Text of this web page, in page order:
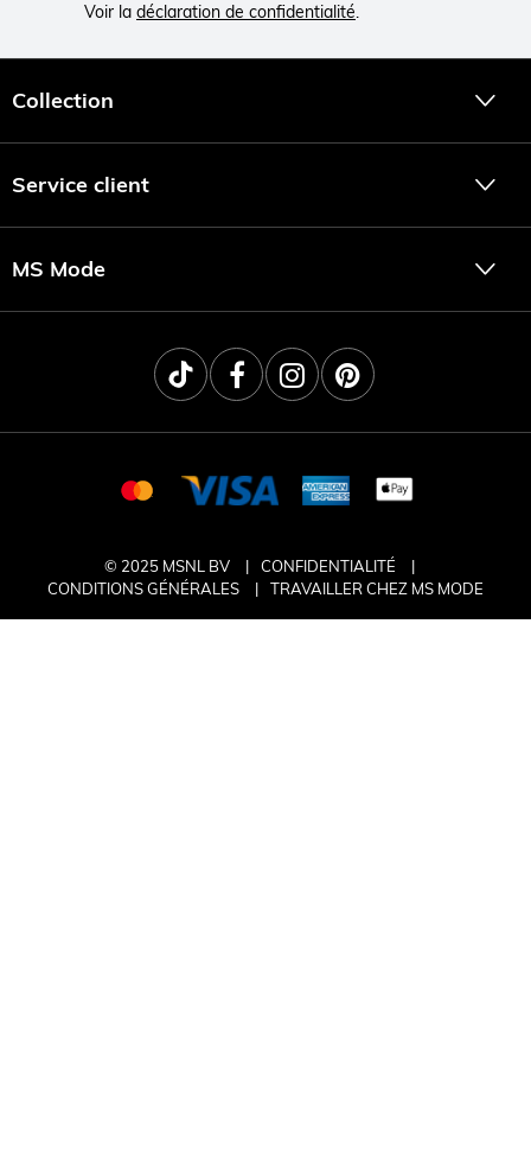
Voir la déclaration de confidentialité.
Collection
Service client
MS Mode
© 2025 MSNL BV
CONFIDENTIALITÉ
CONDITIONS GÉNÉRALES
TRAVAILLER CHEZ MS MODE